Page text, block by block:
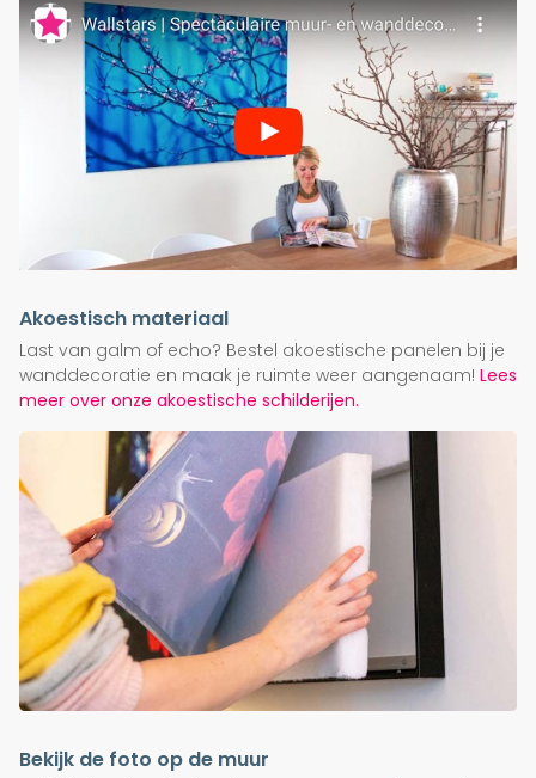
Akoestisch materiaal
Last van galm of echo? Bestel akoestische panelen bij je
wanddecoratie en maak je ruimte weer aangenaam! Lees
meer over onze akoestische schilderijen.
Bekijk de foto op de muur